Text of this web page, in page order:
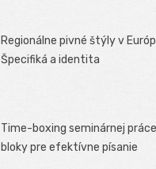
Regionálne pivné štýly v
Špecifiká a identita
Time-boxing seminárnej
bloky pre efektívne písanie